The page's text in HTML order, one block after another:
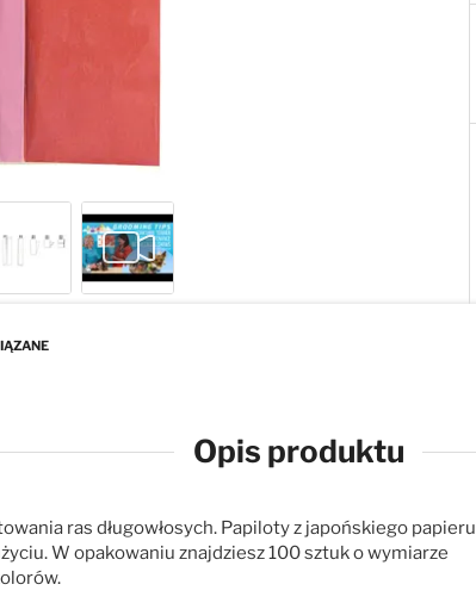
Opis produktu
ras długowłosych. Papiloty z japońskiego papieru
W opakowaniu znajdziesz 100 sztuk o wymiarze